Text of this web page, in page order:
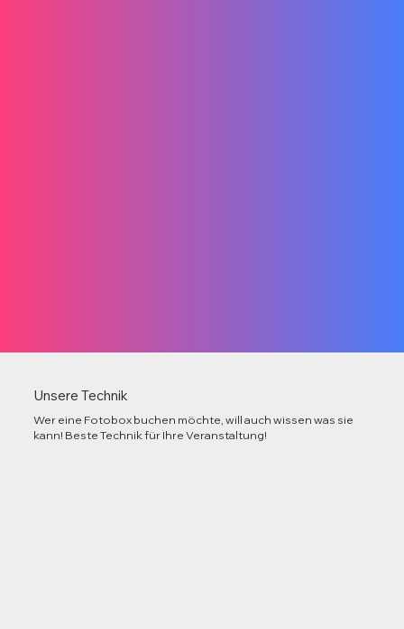
Wer eine Fotobox buchen möchte, will auch wissen was sie
kann! Beste Technik für Ihre Veranstaltung!
Unsere Technik